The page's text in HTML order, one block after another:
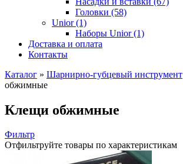
Головки (58)
Unior (1)
Наборы Unior (1)
Доставка и оплата
Контакты
Каталог » Шарнирно-губцевый инструмент
обжимные
Клещи обжимные
Фильтр
Отфильтруйте товары по характеристикам